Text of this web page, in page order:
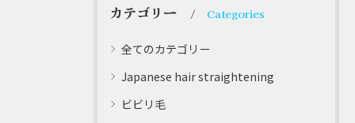
カテゴリー Categories
全てのカテゴリー
Japanese hair straightening
ビビリ毛